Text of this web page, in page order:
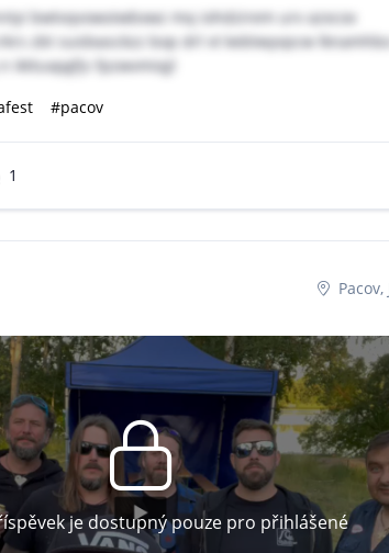
bwtvqvowoiwbxwz mq iohdzirem urv azxcox
zbt suidxasckzz bop drl vt kebtwyvpcw
ikttuxpgfjs fpzwvmiqjl
#pacov
1
Pacov,
je dostupný pouze pro přihlášené